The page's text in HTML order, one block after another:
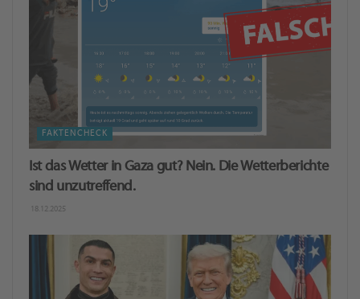
FAKTENCHECK
Ist das Wetter in Gaza gut? Nein. Die Wetterberichte
sind unzutreffend.
18.12.2025